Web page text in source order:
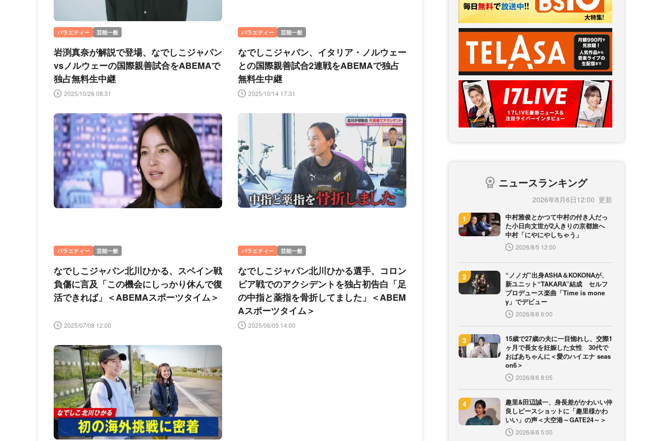
バラエティー 芸能一般
岩渕真奈が解説で登場、なでしこジャパン
vsノルウェーの国際親善試合をABEMAで
独占無料生中継
2025/10/26 08:31
バラエティー 芸能一般
なでしこジャパン、イタリア・ノルウェー
との国際親善試合2連戦をABEMAで独占
無料生中継
2025/10/14 17:31
バラエティー 芸能一般
なでしこジャパン北川ひかる、スペイン戦
負傷に言及「この機会にしっかり休んで復
活できれば」＜ABEMAスポーツタイム＞
2025/07/08 12:00
バラエティー 芸能一般
なでしこジャパン北川ひかる選手、コロン
ビア戦でのアクシデントを独占初告白「足
の中指と薬指を骨折してました」＜ABEM
Aスポーツタイム＞
2025/06/05 14:00
ニュースランキング
2026年8月6日12:00
中村雅俊とかつて中村の付き人だっ
た小日向文世が2人きりの京都旅へ
中村「にやにやしちゃう」
2026/8/5 12:00
“ノノガ”出身ASHA＆KOKONAが、
新ユニット“TAKARA”結成 セルフ
プロデュース楽曲「Time is mone
y」でデビュー
2026/8/6 6:00
15歳で27歳の夫に一目惚れし、交際1
ヶ月で長女を妊娠した女性 30代で
おばあちゃんに＜愛のハイエナ seas
on6＞
2026/8/6 8:05
趣里&田辺誠一、身長差がかわいい仲
良しピースショットに「趣里様かわ
いい」の声＜大空港～GATE24～＞
2026/8/6 5:00